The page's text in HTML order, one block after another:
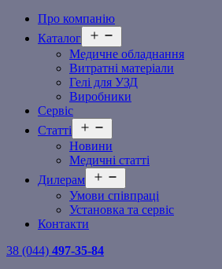
Про компанію
Каталог
меню
Медичне обладнання
Витратні матеріали
Гелі для УЗД
Виробники
Сервіс
Статті
меню
Новини
Медичні статті
Дилерам
меню
Умови співпраці
Установка та сервіс
Контакти
38 (044) 497-35-84